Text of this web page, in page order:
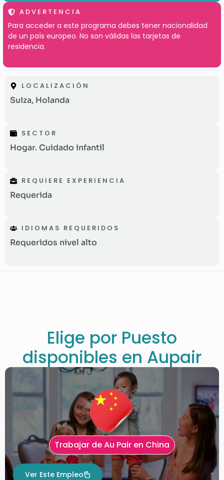
ADVERTENCIA
Para acceder a este programa debes tener nacionalidad
de un país europeo. No son válidas las tarjetas de
residencia.
LOCALIZACIÓN
Suiza, Holanda
SECTOR
Hogar. Cuidado infantil
REQUIERE EXPERIENCIA
Requerida
IDIOMAS REQUERIDOS
Requeridos nivel alto
Elige por Puesto
disponibles en Aupair
Trabajar de Au Pair en China
Ver Este Empleo